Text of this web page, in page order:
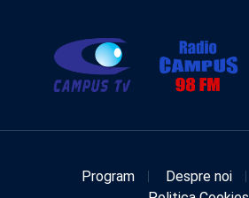
Program Despre noi